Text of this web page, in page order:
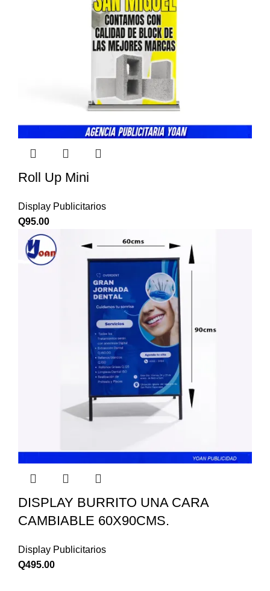
Roll Up Mini
Display Publicitarios
Q95.00
DISPLAY BURRITO UNA CARA
CAMBIABLE 60X90CMS.
Display Publicitarios
Q495.00